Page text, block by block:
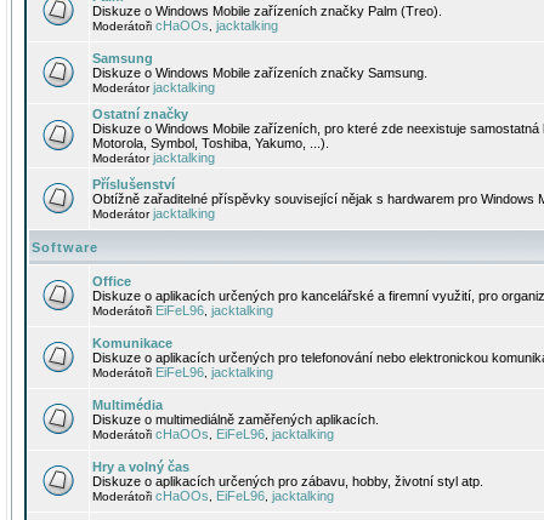
Diskuze o Windows Mobile zařízeních značky Palm (Treo).
Moderátoři cHaOOs jacktalking
Samsung
Diskuze o Windows Mobile zařízeních značky Samsung.
Moderátorjacktalking
Ostatní značky
Diskuze o Windows Mobile zařízeních, pro které zde neexistuje
Motorola, Symbol, Toshiba, Yakumo, ...).
Moderátorjacktalking
Příslušenství
Obtížně zařaditelné příspěvky související nějak s hardwarem pro Windows
Moderátorjacktalking
Software
Office
Diskuze o aplikacích určených pro kancelářské a firemní využití, pro
Moderátoři EiFeL96 jacktalking
Komunikace
Diskuze o aplikacích určených pro telefonování nebo elektronickou
Moderátoři EiFeL96 jacktalking
Multimédia
Diskuze o multimediálně zaměřených aplikacích.
Moderátoři cHaOOs EiFeL96 jacktalking
Hry a volný čas
Diskuze o aplikacích určených pro zábavu, hobby, životní styl atp.
Moderátoři cHaOOs EiFeL96 jacktalking